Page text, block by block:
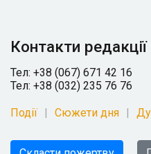
Контакти редакції
Тел: +38 (067) 671 42 16
Тел: +38 (032) 235 76 76
Події Сюжети дня